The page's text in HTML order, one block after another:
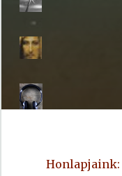
Honlapjaink: